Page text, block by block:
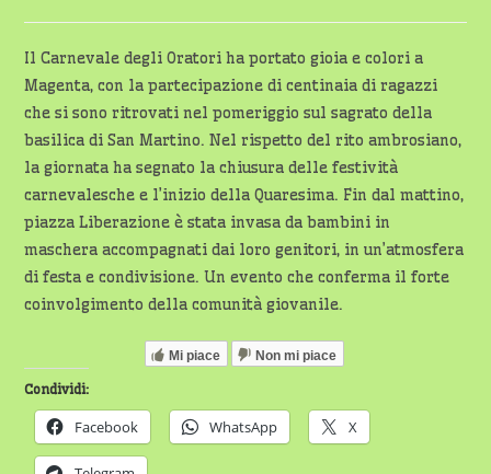
dell'articolo:
lettura:
Il Carnevale degli Oratori ha portato gioia e colori a
Magenta, con la partecipazione di centinaia di ragazzi
che si sono ritrovati nel pomeriggio sul sagrato della
basilica di San Martino. Nel rispetto del rito ambrosiano,
la giornata ha segnato la chiusura delle festività
carnevalesche e l’inizio della Quaresima. Fin dal mattino,
piazza Liberazione è stata invasa da bambini in
maschera accompagnati dai loro genitori, in un’atmosfera
di festa e condivisione. Un evento che conferma il forte
coinvolgimento della comunità giovanile.
Mi piace Non mi piace
Condividi:
Facebook WhatsApp X